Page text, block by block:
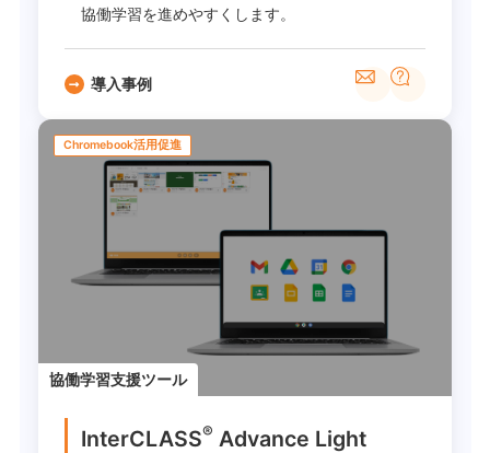
協働学習を進めやすくします。
導入事例
Chromebook活用促進
協働学習支援ツール
InterCLASS® ︎ Advance Light